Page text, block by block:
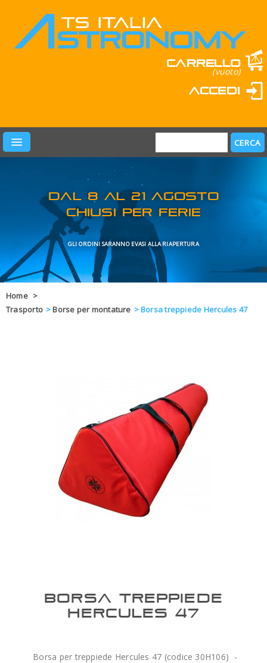
Carrello
(vuoto)
Accedi
PRODOTTI
LEARN & FUN
MARCHI
OFFERTE
GLI ORDINI SARANNO EVASI
Home >
Trasporto >Borse per montature >Borsa treppiede Hercules 47
BORSA TREPPIEDE
HERCULES 47
Borsa per treppiede Hercules 47 (codice 30H106) -